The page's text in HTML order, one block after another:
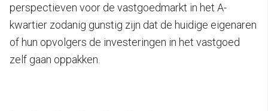
perspectieven voor de vastgoedmarkt in het A-
kwartier zodanig gunstig zijn dat de huidige eigenaren
of hun opvolgers de investeringen in het vastgoed
zelf gaan oppakken.